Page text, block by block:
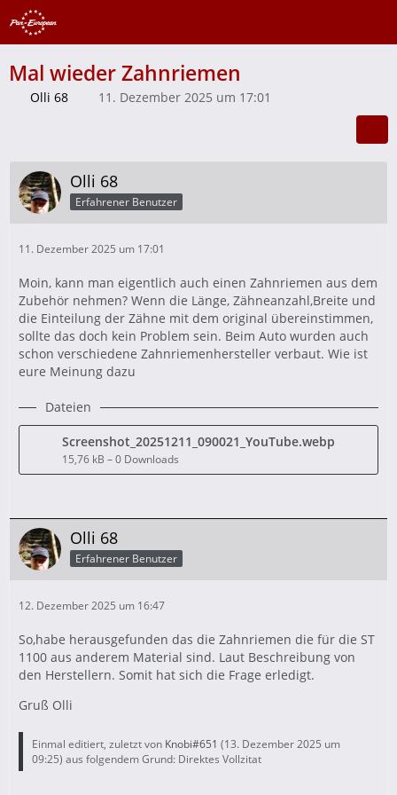
Mal wieder Zahnriemen
Olli 68 11. Dezember 2025 um 17:01
Olli 68
Erfahrener Benutzer
11. Dezember 2025 um 17:01
Moin, kann man eigentlich auch einen Zahnriemen aus dem
Zubehör nehmen? Wenn die Länge, Zähneanzahl,Breite und
die Einteilung der Zähne mit dem original übereinstimmen,
sollte das doch kein Problem sein. Beim Auto wurden auch
schon verschiedene Zahnriemenhersteller verbaut. Wie ist
eure Meinung dazu
Dateien
Screenshot_20251211_090021_YouTube.webp
15,76 kB – 0 Downloads
Olli 68
Erfahrener Benutzer
12. Dezember 2025 um 16:47
So,habe herausgefunden das die Zahnriemen die für die ST
1100 aus anderem Material sind. Laut Beschreibung von
den Herstellern. Somit hat sich die Frage erledigt.
Gruß Olli
Einmal editiert, zuletzt von Knobi#651 (13. Dezember 2025 um
09:25) aus folgendem Grund: Direktes Vollzitat